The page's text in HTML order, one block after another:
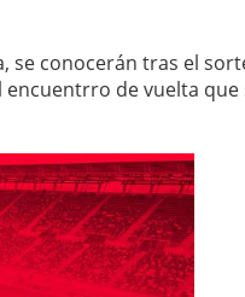
se conocerán tras el
de vuelta que